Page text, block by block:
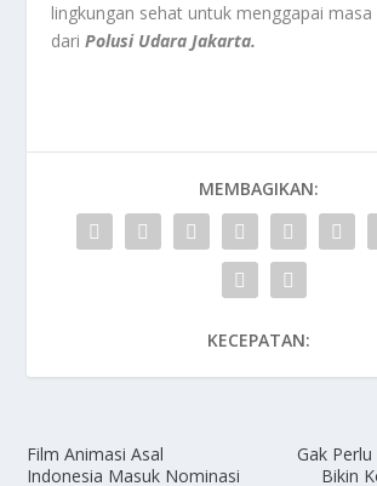
lingkungan sehat untuk menggapai masa
dariPolusi Udara Jakarta.
MEMBAGIKAN:
KECEPATAN:
Film Animasi Asal
Indonesia Masuk Nominasi
Gak
Bikin